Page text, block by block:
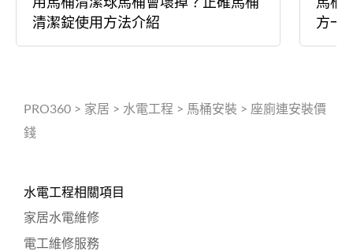
用馬桶清潔球馬桶會壞掉？正確馬桶
清潔錠使用方法介紹
馬桶
方一
PRO360 > 家居 > 水電工程 > 馬桶安裝 > 座廁連安裝價
錢
水電工程相關項目
家居水電維修
電工維修服務